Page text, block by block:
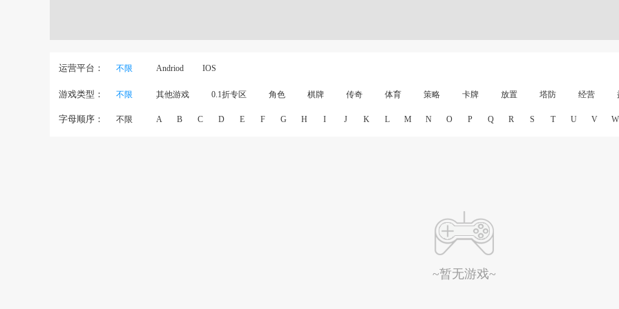
运营平台： 不限 Andriod IOS
游戏类型： 不限 其他游戏 0.1折专区 角色 棋牌 传奇 体育 策略 卡牌 放置 塔防 经营
字母顺序： 不限 A B C D E F G H I J K L M N O P Q R S T U V W
~暂无游戏~